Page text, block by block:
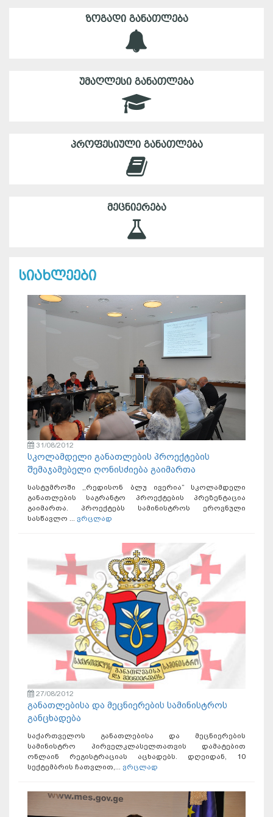
ᲖᲝᲒᲐᲓᲘ ᲒᲐᲜᲐᲗᲚᲔᲑᲐ
ᲣᲛᲐᲦᲚᲔᲡᲘ ᲒᲐᲜᲐᲗᲚᲔᲑᲐ
ᲞᲠᲝᲤᲔᲡᲘᲣᲚᲘ ᲒᲐᲜᲐᲗᲚᲔᲑᲐ
ᲛᲔᲪᲜᲘᲔᲠᲔᲑᲐ
სიახლეები
31/08/2012
სკოლამდელი განათლების პროექტების
შემაჯამებელი ღონისძიება გაიმართა
სასტუმროში ,,რედისონ ბლუ ივერია” სკოლამდელი
განათლების საგრანტო პროექტების პრეზენტაცია
გაიმართა. პროექტებს სამინისტროს ეროვნული
სასწავლო ... ვრცლად
27/08/2012
განათლებისა და მეცნიერების სამინისტროს
განცხადება
საქართველოს განათლებისა და მეცნიერების
სამინისტრო პირველკლასელთათვის დამატებით
ონლაინ რეგისტრაციას აცხადებს. დღეიდან, 10
სექტემბრის ჩათვლით,... ვრცლად